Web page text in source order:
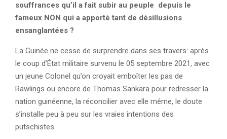
souffrances qu’il a fait subir au peuple depuis le
fameux NON qui a apporté tant de désillusions
ensanglantées ?
La Guinée ne cesse de surprendre dans ses travers: après
le coup d’État militaire survenu le 05 septembre 2021, avec
un jeune Colonel qu’on croyait emboîter les pas de
Rawlings ou encore de Thomas Sankara pour redresser la
nation guinéenne, la réconcilier avec elle même, le doute
s’installe peu à peu sur les vraies intentions des
putschistes.